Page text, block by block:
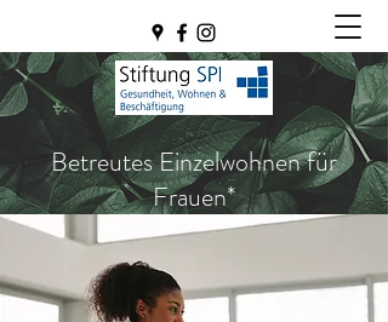
Betreutes Einzelwohnen für
Frauen*